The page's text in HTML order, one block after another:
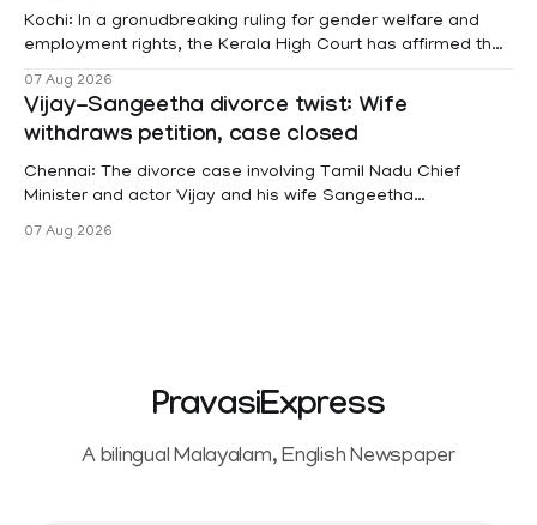
Kochi: In a gronudbreaking ruling for gender welfare and
employment rights, the Kerala High Court has affirmed that
female contractual staff employed in government-funded
projects are eligible for paid medical leave following
hysterectomy surgery under the Kerala Service Rules
(KSR). The court noted that since essential benefits like
maternity
07 Aug 2026
Vijay-Sangeetha divorce twist: Wife
withdraws petition, case closed
Chennai: The divorce case involving Tamil Nadu Chief
Minister and actor Vijay and his wife Sangeetha
Sowrnalingam has taken a new turn after Sangeetha
Sowrnalingam has taken a new turn after Sangeetha
07 Aug 2026
PravasiExpress
A bilingual Malayalam, English Newspaper